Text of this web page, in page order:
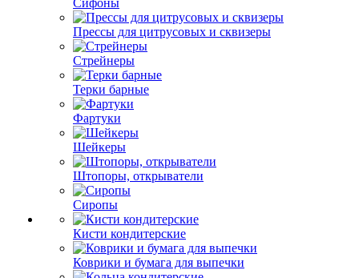
Сифоны
Прессы для цитрусовых и сквизеры
Стрейнеры
Терки барные
Фартуки
Шейкеры
Штопоры, открыватели
Сиропы
Кисти кондитерские
Коврики и бумага для выпечки